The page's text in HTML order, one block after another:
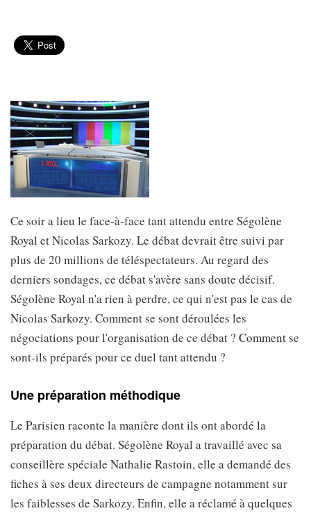
Ce soir a lieu le face-à-face tant attendu entre Ségolène
Royal et Nicolas Sarkozy. Le débat devrait être suivi par
plus de 20 millions de téléspectateurs. Au regard des
derniers sondages, ce débat s'avère sans doute décisif.
Ségolène Royal n'a rien à perdre, ce qui n'est pas le cas de
Nicolas Sarkozy. Comment se sont déroulées les
négociations pour l'organisation de ce débat ? Comment se
sont-ils préparés pour ce duel tant attendu ?
Une préparation méthodique
Le Parisien raconte la manière dont ils ont abordé la
préparation du débat. Ségolène Royal a travaillé avec sa
conseillère spéciale Nathalie Rastoin, elle a demandé des
fiches à ses deux directeurs de campagne notamment sur
les faiblesses de Sarkozy. Enfin, elle a réclamé à quelques